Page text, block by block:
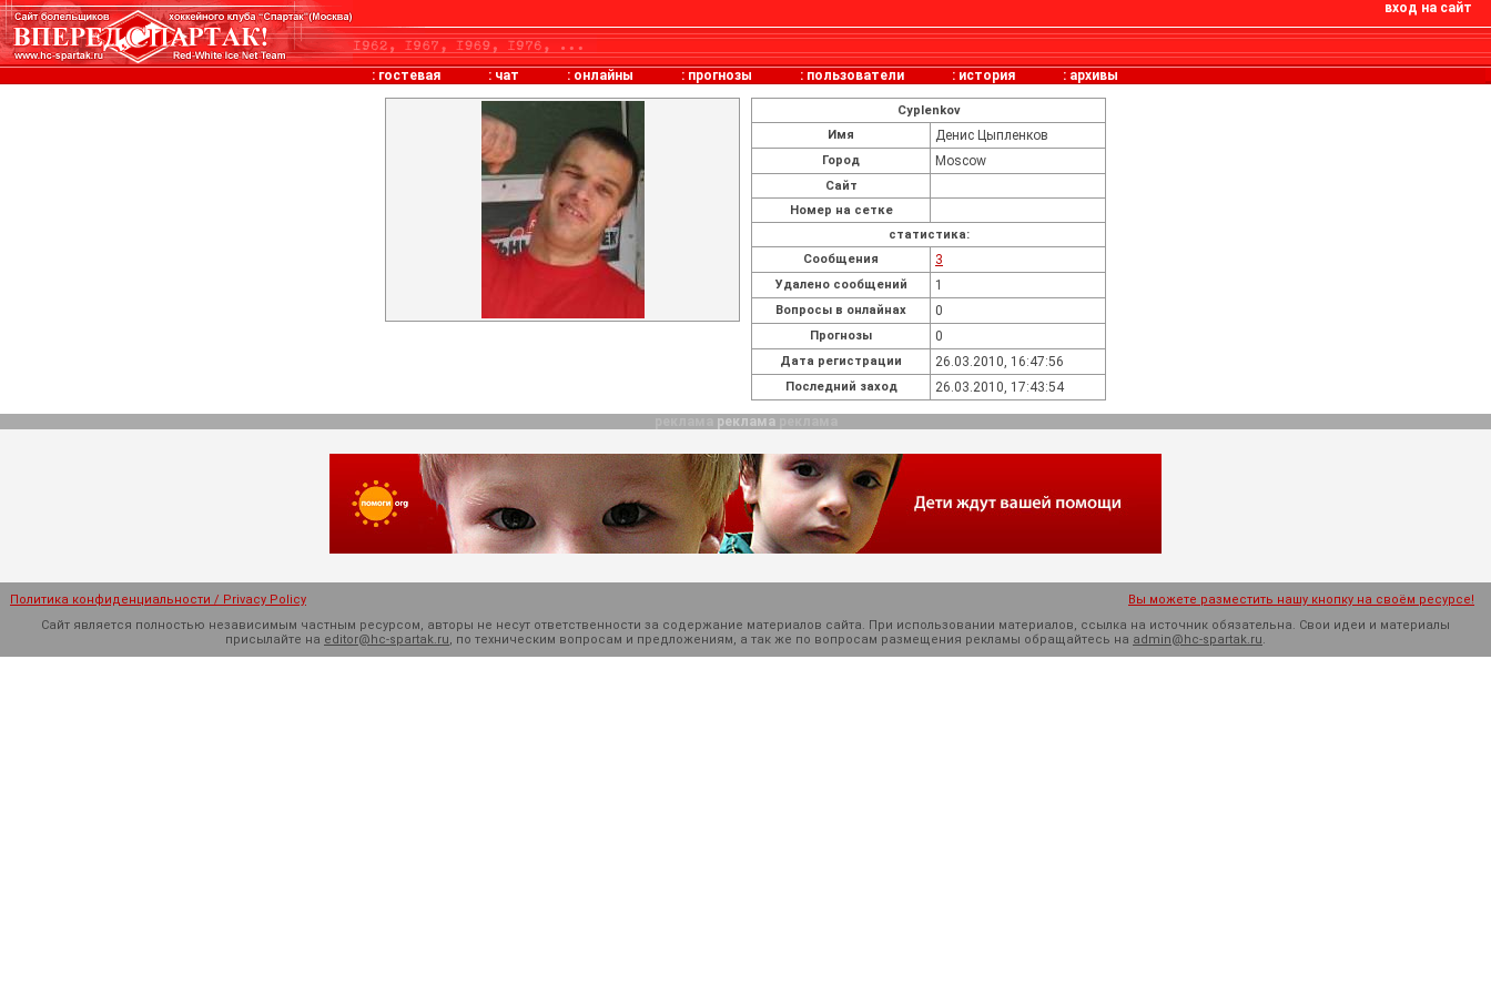
вход на сайт
: гостевая : чат : онлайны : прогнозы : пользователи : история : архивы
Cyplenkov
Имя
Денис Цыпленков
Город Moscow
Сайт
Номер на сетке
статистика:
Cообщения
3
Удалено сообщений 1
Вопросы в онлайнах 0
Прогнозы 0
Дата регистрации 26.03.2010, 16:47:56
Последний заход 26.03.2010, 17:43:54
реклама
Политика конфиденциальности / Privacy Policy
Вы можете разместить нашу кнопку на своём ресурсе!
Сайт является полностью независимым частным ресурсом, авторы не несут ответственности за содержание материалов сайта. При использовании материалов, ссылка на источник обязательна. Cвои идеи и материалы
присылайте на editor@hc-spartak.ru, по техническим вопросам и предложениям, а так же по вопросам размещения рекламы обращайтесь на admin@hc-spartak.ru.